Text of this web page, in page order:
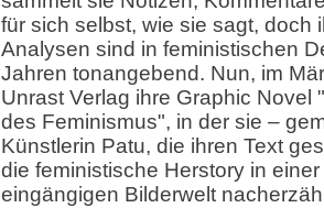
für sich selbst, wie sie sagt, doch
Analysen sind in feministischen
Jahren tonangebend. Nun, im
Unrast Verlag ihre Graphic Novel
des Feminismus", in der sie –
Künstlerin Patu, die ihren Text
die feministische Herstory in
eingängigen Bilderwelt